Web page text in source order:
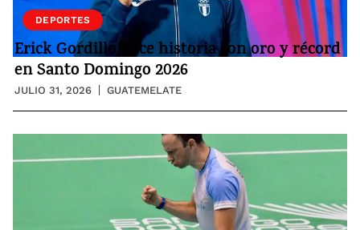
DEPORTES
Erick Gordillo hace historia con oro y récord
en Santo Domingo 2026
JULIO 31, 2026 GUATEMELATE